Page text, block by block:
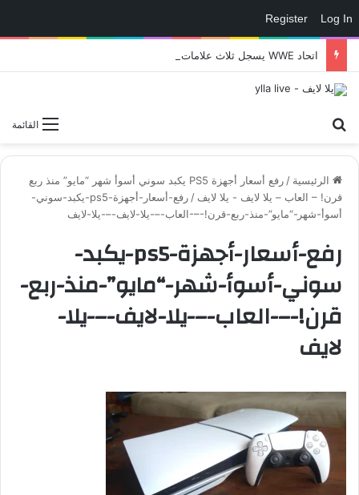
Log In
Register
القائمة
الرئيسية /
رفع أسعار أجهزة PS5 يكبد سوني أسوأ شهر “مايو” منذ ربع
قرن! – العاب – يلا لايف - يلا لايف /
رفع-أسعار-أجهزة-ps5-يكبد-سوني-
أسوأ-شهر-“مايو”-منذ-ربع-قرن!-–-العاب-–-يلا-لايف-–-يلا-لايف
رفع-أسعار-أجهزة-ps5-يكبد-
سوني-أسوأ-شهر-“مايو”-منذ-ربع-
قرن!-–-العاب-–-يلا-لايف-–-يلا-
لايف